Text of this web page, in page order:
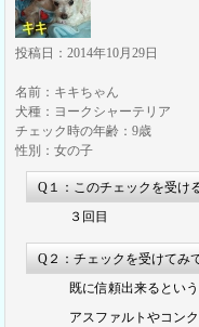
投稿日：2014年10月29日
名前：キキちゃん
犬種：ヨークシャーテリア
チェック時の年齢：9歳
性別：女の子
Q１：このチェックを受け
３回目
Q２：チェックを受けてみ
既に信頼出来るとい
アスファルトやコン